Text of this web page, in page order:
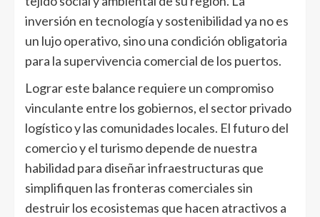
inversión en tecnología y sostenibilidad ya no es
un lujo operativo, sino una condición obligatoria
para la supervivencia comercial de los puertos.
Lograr este balance requiere un compromiso
vinculante entre los gobiernos, el sector privado
logístico y las comunidades locales. El futuro del
comercio y el turismo depende de nuestra
habilidad para diseñar infraestructuras que
simplifiquen las fronteras comerciales sin
destruir los ecosistemas que hacen atractivos a